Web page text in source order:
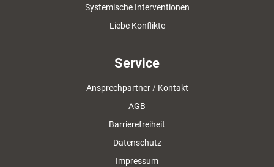
Systemische Interventionen
Liebe Konflikte
Service
Ansprechpartner / Kontakt
AGB
Barrierefreiheit
Datenschutz
Impressum